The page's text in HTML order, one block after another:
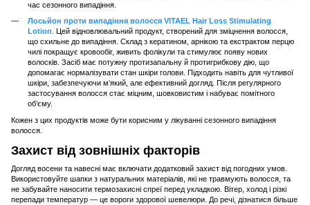
час сезонного випадіння.
Лосьйон проти випадіння волосся VITAEL Hair Loss Stimulating
Lotion. Цей відновлювальний продукт, створений для зміцнення волосся,
що схильне до випадіння. Склад з кератином, арнікою та екстрактом перцю
чилі покращує кровообіг, живить фолікули та стимулює появу нових
волосків. Засіб має потужну протизапальну й протигрибкову дію, що
допомагає нормалізувати стан шкіри голови. Підходить навіть для чутливої
шкіри, забезпечуючи м’який, але ефективний догляд. Після регулярного
застосування волосся стає міцним, шовковистим і набуває помітного
об’єму.
Кожен з цих продуктів може бути корисним у лікуванні сезонного випадіння
волосся.
Захист від зовнішніх факторів
Догляд восени та навесні має включати додатковий захист від погодних умов.
Використовуйте шапки з натуральних матеріалів, які не травмують волосся, та
не забувайте наносити термозахисні спреї перед укладкою. Вітер, холод і різкі
перепади температур — це вороги здорової шевелюри. До речі, дізнатися більше